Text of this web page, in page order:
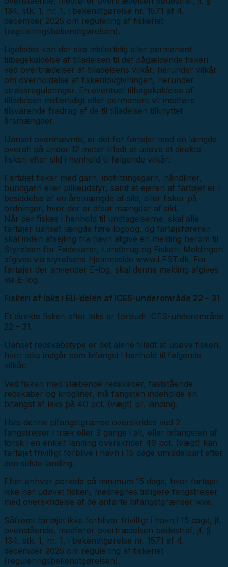
134, stk. 1, nr. 1, i bekendtgørelse nr. 1571 af 4.
december 2025 om regulering af fiskeriet
(reguleringsbekendtgørelsen).
Ligeledes kan der ske midlertidig eller permanent
tilbagekaldelse af tilladelsen til det pågældende fiskeri
ved overtrædelser af tilladelsens vilkår, herunder vilkår
om overholdelse af fiskerilovgivningen, herunder
straksreguleringer. En eventuel tilbagekaldelse af
tilladelsen midlertidigt eller permanent vil medføre
tilsvarende fradrag af de til tilladelsen tilknyttet
årsmængder.
Uanset ovennævnte, er det for fartøjer med en længde
overalt på under 12 meter tilladt at udøve et direkte
fiskeri efter sild i henhold til følgende vilkår:
Fartøjet fisker med garn, indfiltringsgarn, håndliner,
bundgarn eller pilkeudstyr, samt at ejeren af fartøjet er i
besiddelse af en årsmængde af sild, eller fisker på
ordninger, hvor der er afsat mængder af sild.
Når der fiskes i henhold til undtagelserne, skal alle
fartøjer uanset længde føre logbog, og fartøjsføreren
skal inden afsejling fra havn afgive en melding herom til
Styrelsen for Fødevarer, Landbrug og Fiskeri. Meldingen
afgives via styrelsens hjemmeside www.LFST.dk. For
fartøjer der anvender E-log, skal denne melding afgives
via E-log.
Fiskeri af laks i EU-delen af ICES-underområde 22 – 31
Et direkte fiskeri efter laks er forbudt ICES-underområde
22 – 31.
Uanset redskabstype er det alene tilladt at udøve fiskeri,
hvor laks indgår som bifangst i henhold til følgende
vilkår:
Ved fiskeri med slæbende redskaber, faststående
redskaber og krogliner, må fangsten indeholde en
bifangst af laks på 40 pct. (vægt) pr. landing.
Hvis denne bifangstgrænse overskrides ved 2
fangstrejser i træk eller 3 gange i alt, eller bifangsten af
torsk i en enkelt landing overskrider 49 pct. (vægt) kan
fartøjet frivilligt forblive i havn i 15 dage umiddelbart efter
den sidste landing.
Efter enhver periode på minimum 15 dage, hvor fartøjet
ikke har udøvet fiskeri, medregnes tidligere fangstrejser
med overskridelse af de anførte bifangstgrænser ikke.
Såfremt fartøjet ikke forbliver frivilligt i havn i 15 dage, jf.
ovenstående, medfører overtrædelsen bødestraf, jf. §
134, stk. 1, nr. 1, i bekendtgørelse nr. 1571 af 4.
december 2025 om regulering af fiskeriet
(reguleringsbekendtgørelsen).